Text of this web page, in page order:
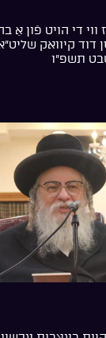
די הויט פֿון אַ
דוד קיוואק
תשפ”ו